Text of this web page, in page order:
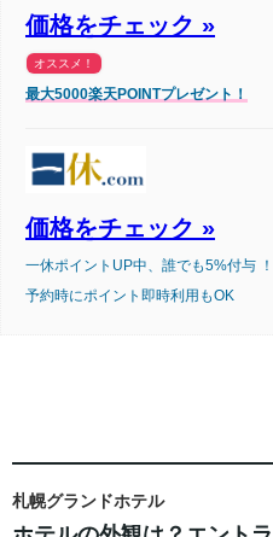
価格をチェック »
オススメ！
最大5000楽天POINTプレゼント！
価格をチェック »
一休ポイントUP中、誰でも5%付与 ！
予約時にポイント即時利用もOK
札幌グランドホテル